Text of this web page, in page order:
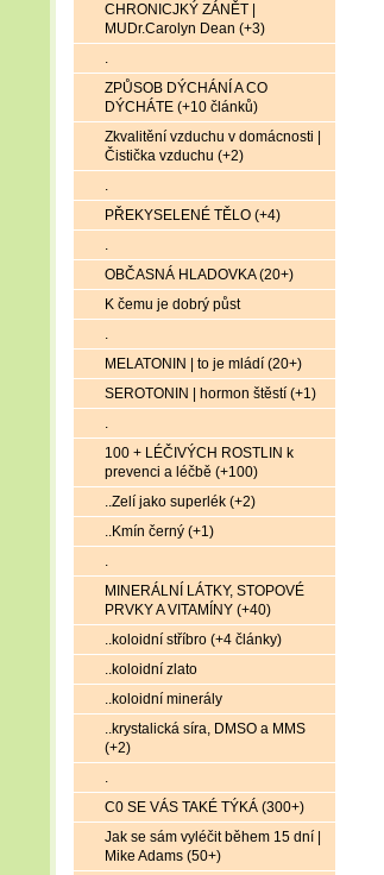
CHRONICJKÝ ZÁNĚT |
MUDr.Carolyn Dean (+3)
.
ZPŮSOB DÝCHÁNÍ A CO
DÝCHÁTE (+10 článků)
Zkvalitění vzduchu v domácnosti |
Čistička vzduchu (+2)
.
PŘEKYSELENÉ TĚLO (+4)
.
OBČASNÁ HLADOVKA (20+)
K čemu je dobrý půst
.
MELATONIN | to je mládí (20+)
SEROTONIN | hormon štěstí (+1)
.
100 + LÉČIVÝCH ROSTLIN k
prevenci a léčbě (+100)
..Zelí jako superlék (+2)
..Kmín černý (+1)
.
MINERÁLNÍ LÁTKY, STOPOVÉ
PRVKY A VITAMÍNY (+40)
..koloidní stříbro (+4 články)
..koloidní zlato
..koloidní minerály
..krystalická síra, DMSO a MMS
(+2)
.
C0 SE VÁS TAKÉ TÝKÁ (300+)
Jak se sám vyléčit během 15 dní |
Mike Adams (50+)